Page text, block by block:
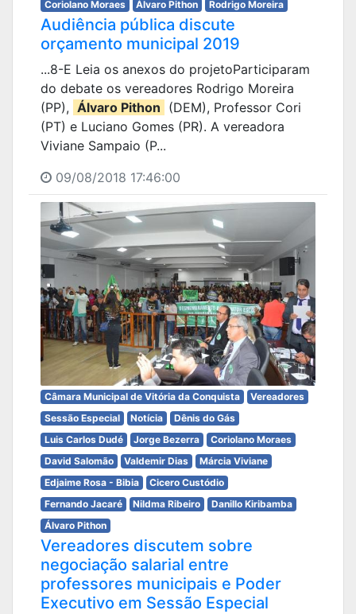
Coriolano Moraes Álvaro Pithon Rodrigo Moreira
Audiência pública discute
orçamento municipal 2019
...8-E Leia os anexos do projetoParticiparam
do debate os vereadores Rodrigo Moreira
(PP), Álvaro Pithon (DEM), Professor Cori
(PT) e Luciano Gomes (PR). A vereadora
Viviane Sampaio (P...
09/08/2018 17:46:00
Câmara Municipal de Vitória da Conquista
Vereadores
Sessão Especial
Notícia
Dênis do Gás
Luis Carlos Dudé
Jorge Bezerra
Coriolano Moraes
David Salomão
Valdemir Dias
Márcia Viviane
Edjaime Rosa - Bibia
Cicero Custódio
Fernando Jacaré
Nildma Ribeiro
Danillo Kiribamba
Álvaro Pithon
Vereadores discutem sobre
negociação salarial entre
professores municipais e Poder
Executivo em Sessão Especial